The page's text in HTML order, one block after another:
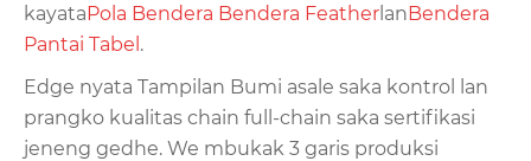
kayataPola Bendera Bendera Feather lanBendera
Pantai Tabel .
Edge nyata Tampilan Bumi asale saka kontrol lan
prangko kualitas chain full-chain saka sertifikasi
jeneng gedhe. We mbukak 3 garis produksi